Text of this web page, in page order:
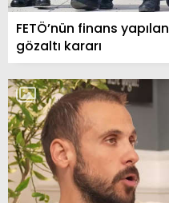
FETÖ’nün finans
gözaltı kararı